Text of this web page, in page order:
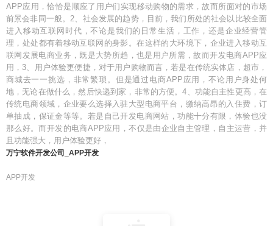
APP应用，恰恰是顺应了用户们实现移动购物的需求，故而所面对的市场
前景会非同一般。2、社会发展的趋势，目前，我们所处的社会以比较全面
进入移动互联网时代，不论是我们的日常生活，工作，还是企业经营管
理，处处都有着移动互联网的身影。在这样的大环境下，企业进入移动互
联网发展电商业务，既是大势所趋，也是用户所需，故而开发电商APP应
用，3、用户体验更便捷，对于用户购物而言，若是在传统实体店，超市，
商城去一一挑选，非常繁琐。但是通过电商APP应用，不论用户身处何
地，无论在做什么，然后快递到家，非常的方便。4、功能自主性更高，在
传统电商领域，企业要么选择入驻大型电商平台，缴纳高昂的入住费，订
单抽成，保证金等等。若是自己开发电商网站，功能十分有限，体验也没
那么好。而开发的电商APP应用，不仅是由企业自主管理，自主运营，并
且功能强大，用户体验更好，
万宁软件开发公司_APP开发
APP开发